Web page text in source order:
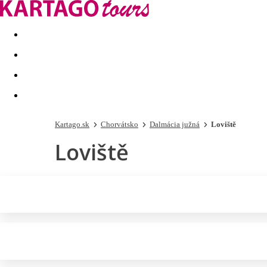
Last minute Dovolenkové kluby
Kartago.sk Chorvátsko Dalmácia južná Loviště
Loviště